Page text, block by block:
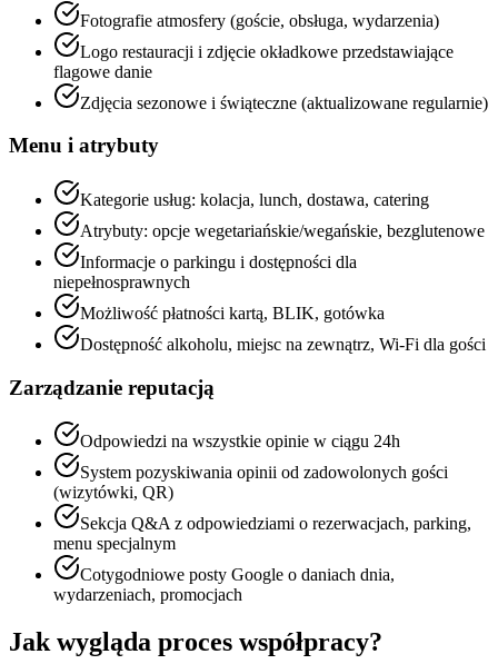
Fotografie atmosfery (goście, obsługa, wydarzenia)
Logo restauracji i zdjęcie okładkowe przedstawiające
flagowe danie
Zdjęcia sezonowe i świąteczne (aktualizowane regularnie)
Menu i atrybuty
Kategorie usług: kolacja, lunch, dostawa, catering
Atrybuty: opcje wegetariańskie/wegańskie, bezglutenowe
Informacje o parkingu i dostępności dla
niepełnosprawnych
Możliwość płatności kartą, BLIK, gotówka
Dostępność alkoholu, miejsc na zewnątrz, Wi-Fi dla gości
Zarządzanie reputacją
Odpowiedzi na wszystkie opinie w ciągu 24h
System pozyskiwania opinii od zadowolonych gości
(wizytówki, QR)
Sekcja Q&A z odpowiedziami o rezerwacjach, parking,
menu specjalnym
Cotygodniowe posty Google o daniach dnia,
wydarzeniach, promocjach
Jak wygląda proces współpracy?